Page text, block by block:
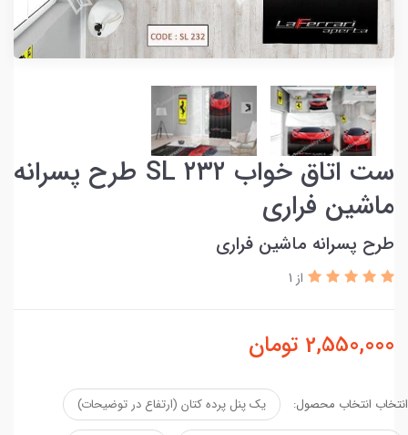
ست اتاق خواب ۲۳۲ SL طرح پسرانه
ماشین فراری
طرح پسرانه ماشین فراری
از 1
2,550,000 تومان
انتخاب انتخاب محصول: یک پنل پرده کتان (ارتفاع در توضیحات)